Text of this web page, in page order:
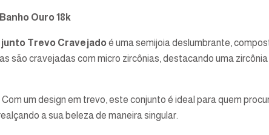
Ouro 18k
Trevo Cravejadoé uma semijoia deslumbrante,
são cravejadas com micro zircônias, destacando uma
Com um design em trevo, este conjunto é ideal para quem
a sua beleza de maneira singular.